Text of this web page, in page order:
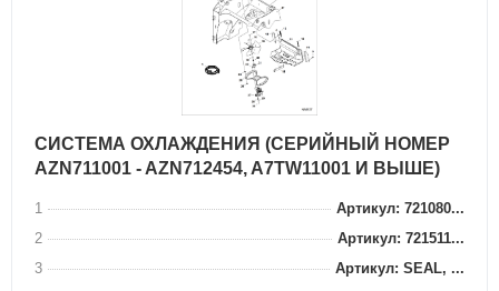
СИСТЕМА ОХЛАЖДЕНИЯ (СЕРИЙНЫЙ НОМЕР
AZN711001 - AZN712454, A7TW11001 И ВЫШЕ)
1
Артикул: 721080...
2
Артикул: 721511...
3
Артикул: SEAL, ...